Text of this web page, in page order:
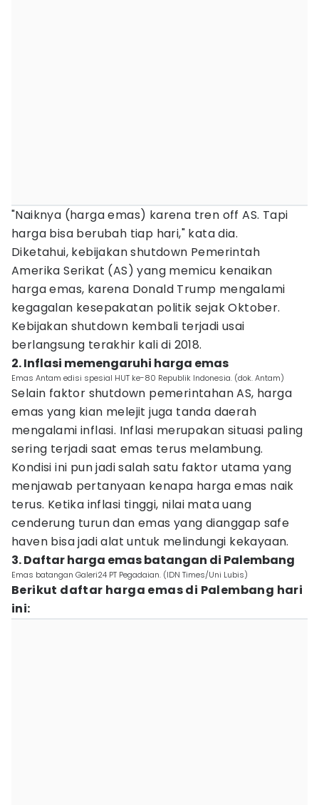
"Naiknya (harga emas) karena tren off AS. Tapi
harga bisa berubah tiap hari," kata dia.
Diketahui, kebijakan shutdown Pemerintah
Amerika Serikat (AS) yang memicu kenaikan
harga emas, karena Donald Trump mengalami
kegagalan kesepakatan politik sejak Oktober.
Kebijakan shutdown kembali terjadi usai
berlangsung terakhir kali di 2018.
2. Inflasi memengaruhi harga emas
Emas Antam edisi spesial HUT ke-80 Republik Indonesia. (dok. Antam)
Selain faktor shutdown pemerintahan AS, harga
emas yang kian melejit juga tanda daerah
mengalami inflasi. Inflasi merupakan situasi paling
sering terjadi saat emas terus melambung.
Kondisi ini pun jadi salah satu faktor utama yang
menjawab pertanyaan kenapa harga emas naik
terus. Ketika inflasi tinggi, nilai mata uang
cenderung turun dan emas yang dianggap safe
haven bisa jadi alat untuk melindungi kekayaan.
3. Daftar harga emas batangan di Palembang
Emas batangan Galeri24 PT Pegadaian. (IDN Times/Uni Lubis)
Berikut daftar harga emas di Palembang hari
ini: